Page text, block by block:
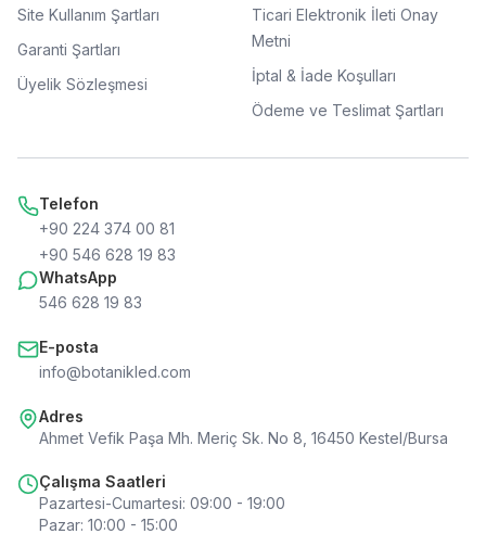
Site Kullanım Şartları
Garanti Şartları
Üyelik Sözleşmesi
Ticari Elektronik İleti Onay
Metni
İptal & İade Koşulları
Ödeme ve Teslimat Şartları
Telefon
+90 224 374 00 81
+90 546 628 19 83
WhatsApp
546 628 19 83
E-posta
info@botanikled.com
Adres
Ahmet Vefik Paşa Mh. Meriç Sk. No 8, 16450 Kestel/Bursa
Çalışma Saatleri
Pazartesi-Cumartesi: 09:00 - 19:00
Pazar: 10:00 - 15:00